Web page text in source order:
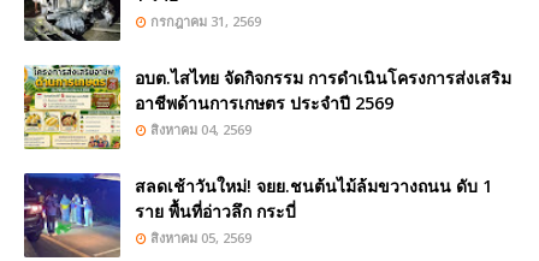
กรกฎาคม 31, 2569
อบต.ไสไทย จัดกิจกรรม การดำเนินโครงการส่งเสริม
อาชีพด้านการเกษตร ประจำปี 2569
สิงหาคม 04, 2569
สลดเช้าวันใหม่! จยย.ชนต้นไม้ล้มขวางถนน ดับ 1
ราย พื้นที่อ่าวลึก กระบี่
สิงหาคม 05, 2569